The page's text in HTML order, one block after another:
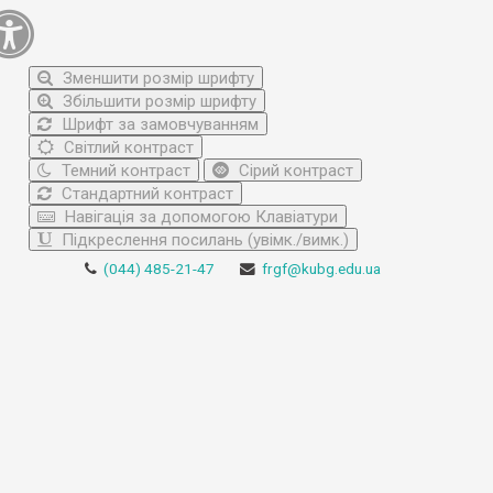
Зменшити розмір шрифту
Збільшити розмір шрифту
Шрифт за замовчуванням
Світлий контраст
Темний контраст
Сірий контраст
Стандартний контраст
Навігація за допомогою Клавіатури
Підкреслення посилань (увімк./вимк.)
(044) 485-21-47 frgf@kubg.edu.ua